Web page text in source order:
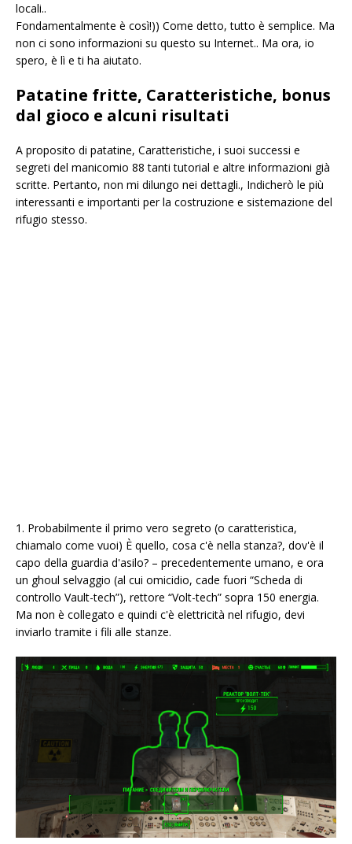
locali..
Fondamentalmente è così!)) Come detto, tutto è semplice. Ma
non ci sono informazioni su questo su Internet.. Ma ora, io
spero, è lì e ti ha aiutato.
Patatine fritte, Caratteristiche, bonus
dal gioco e alcuni risultati
A proposito di patatine, Caratteristiche, i suoi successi e
segreti del manicomio 88 tanti tutorial e altre informazioni già
scritte. Pertanto, non mi dilungo nei dettagli., Indicherò le più
interessanti e importanti per la costruzione e sistemazione del
rifugio stesso.
1. Probabilmente il primo vero segreto (o caratteristica,
chiamalo come vuoi) È quello, cosa c'è nella stanza?, dov'è il
capo della guardia d'asilo? – precedentemente umano, e ora
un ghoul selvaggio (al cui omicidio, cade fuori “Scheda di
controllo Vault-tech”), rettore “Volt-tech” sopra 150 energia.
Ma non è collegato e quindi c'è elettricità nel rifugio, devi
inviarlo tramite i fili alle stanze.